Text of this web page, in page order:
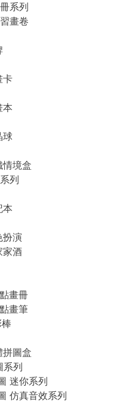
系列
畫卷
卡
本
球
境盒
列
本
扮演
家酒
畫冊
畫筆
圖盒
系列
迷你系列
仿真音效系列